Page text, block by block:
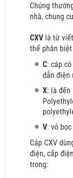
Chúng
nhà, chung
CXV là từ
thể phân
C: cáp
dẫn điện
X: là đến
V: vỏ
Cáp CXV
điện, cấp
trong: